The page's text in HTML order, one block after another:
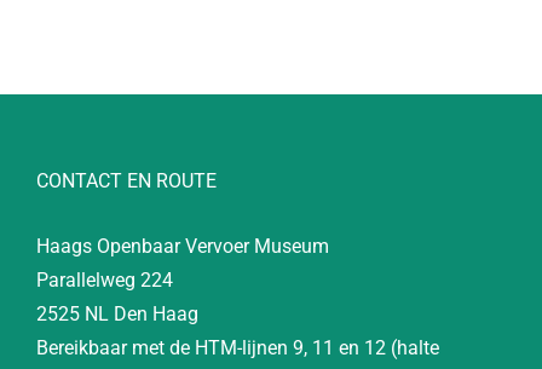
CONTACT EN ROUTE
Haags Openbaar Vervoer Museum
Parallelweg 224
2525 NL Den Haag
Bereikbaar met de HTM-lijnen 9, 11 en 12 (halte